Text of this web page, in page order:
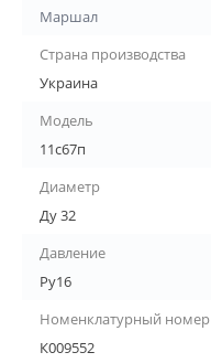
Маршал
Страна производства
Украина
Модель
11с67п
Диаметр
Ду 32
Давление
Ру16
Номенклатурный номер
К009552